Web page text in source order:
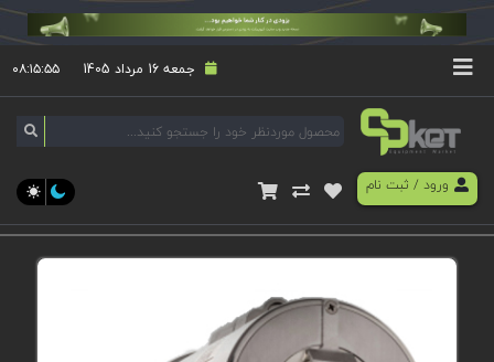
جمعه 16 مرداد 1405 ۰۸:۱۵:۵۵
ورود/ ثبت نام